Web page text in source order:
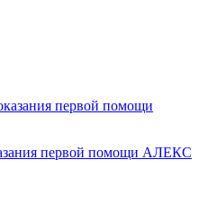
первой помощи АЛЕКС